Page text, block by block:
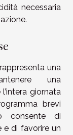
necessaria
una
una
giornata
brevi
consente di
e di favorire un